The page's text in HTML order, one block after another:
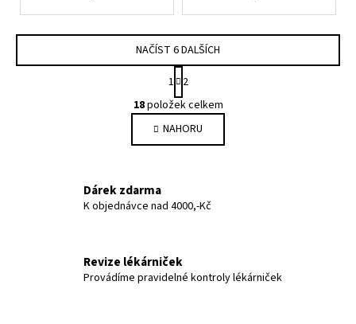
O
v
l
á
c
r
v
NAČÍST 6 DALŠÍCH
S
t
r
á
n
k
n
1
2
18položek celkem
NAHORU
Dárek zdarma
K objednávce nad 4000,-Kč
Revize lékárniček
Provádíme pravidelné kontroly lékárniček